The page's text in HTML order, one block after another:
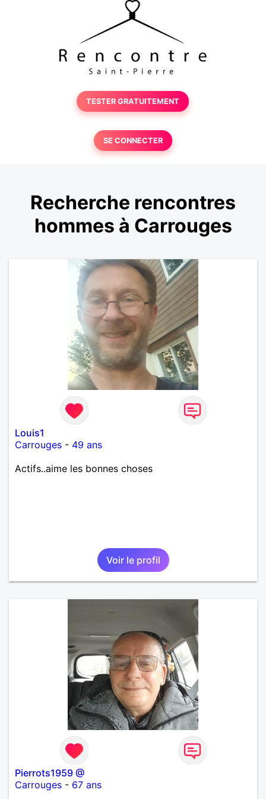
TESTER GRATUITEMENT
SE CONNECTER
Recherche rencontres
hommes à Carrouges
Louis1
Carrouges - 49 ans
Actifs..aime les bonnes choses
Voir le profil
Pierrots1959 @
Carrouges - 67 ans